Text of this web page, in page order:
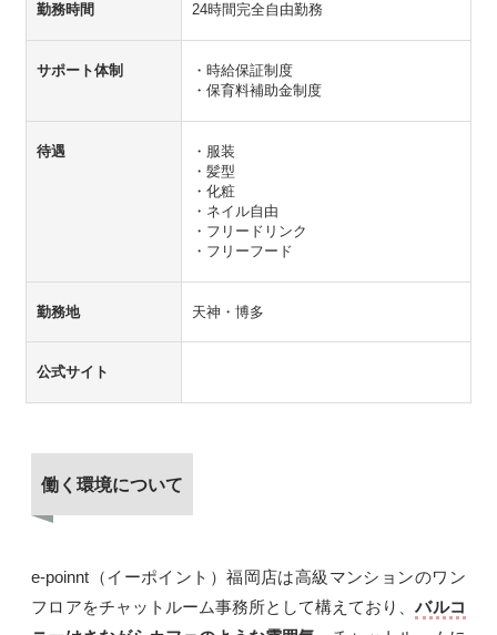
勤務時間 24時間完全自由勤務
サポート体制
・時給保証制度
・保育料補助金制度
待遇
・服装
・髪型
・化粧
・ネイル自由
・フリードリンク
・フリーフード
勤務地 天神・博多
公式サイト
働く環境について
e-poinnt（イーポイント）福岡店は高級マンションのワン
フロアをチャットルーム事務所として構えており、バルコ